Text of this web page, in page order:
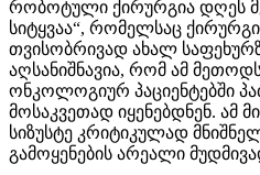
რობოტული ქირურგია დღეს
სიტყვაა“, რომელსაც
თვისობრივად ახალ
აღსანიშნავია, რომ ამ
ონკოლოგიურ პაციენტებში
მოსაკვეთად იყენებდნენ. ამ
სიზუსტე კრიტიკულად
გამოყენების არეალი